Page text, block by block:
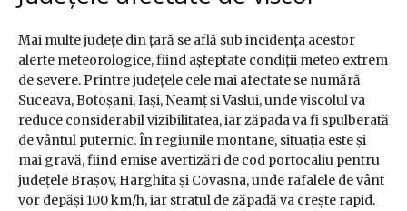
Mai multe județe din țară se află sub incidența acestor
alerte meteorologice, fiind așteptate condiții meteo extrem
de severe. Printre județele cele mai afectate se numără
Suceava, Botoșani, Iași, Neamț și Vaslui, unde viscolul va
reduce considerabil vizibilitatea, iar zăpada va fi spulberată
de vântul puternic. În regiunile montane, situația este și
mai gravă, fiind emise avertizări de cod portocaliu pentru
județele Brașov, Harghita și Covasna, unde rafalele de vânt
vor depăși 100 km/h, iar stratul de zăpadă va crește rapid.